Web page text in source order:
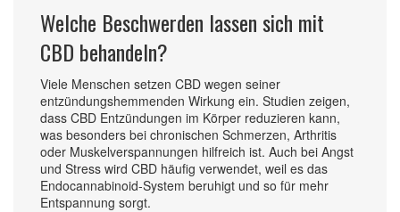
Welche Beschwerden lassen sich mit
CBD behandeln?
Viele Menschen setzen CBD wegen seiner
entzündungshemmenden Wirkung ein. Studien zeigen,
dass CBD Entzündungen im Körper reduzieren kann,
was besonders bei chronischen Schmerzen, Arthritis
oder Muskelverspannungen hilfreich ist. Auch bei Angst
und Stress wird CBD häufig verwendet, weil es das
Endocannabinoid‑System beruhigt und so für mehr
Entspannung sorgt.